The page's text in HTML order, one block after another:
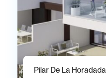
Pilar De La Horadada